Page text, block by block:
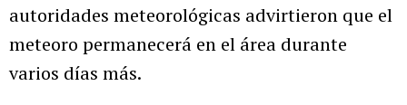
autoridades meteorológicas advirtieron que el
meteoro permanecerá en el área durante
varios días más.